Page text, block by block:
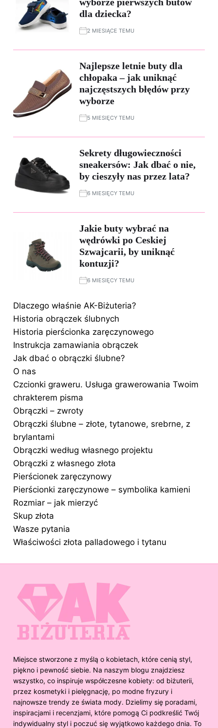
dla dziecka?
2 MIESIĄCE TEMU
Najlepsze letnie buty dla
chłopaka – jak uniknąć
najczęstszych błędów przy
wyborze
5 MIESIĘCY TEMU
Sekrety długowieczności
sneakersów: Jak dbać o nie,
by cieszyły nas przez lata?
6 MIESIĘCY TEMU
Jakie buty wybrać na
wędrówki po Ceskiej
Szwajcarii, by uniknąć
kontuzji?
6 MIESIĘCY TEMU
Dlaczego właśnie AK-Biżuteria?
Historia obrączek ślubnych
Historia pierścionka zaręczynowego
Instrukcja zamawiania obrączek
Jak dbać o obrączki ślubne?
O nas
Czcionki graweru. Usługa grawerowania Twoim
chrakterem pisma
Obrączki – zwroty
Obrączki ślubne – złote, tytanowe, srebrne, z
brylantami
Obrączki według własnego projektu
Obrączki z własnego złota
Pierścionek zaręczynowy
Pierścionki zaręczynowe – symbolika kamieni
Rozmiar – jak mierzyć
Skup złota
Wasze pytania
Właściwości złota palladowego i tytanu
Miejsce stworzone z myślą o kobietach, które cenią styl,
piękno i pewność siebie. Na naszym blogu znajdziesz
wszystko, co inspiruje współczesne kobiety: od biżuterii,
przez kosmetyki i pielęgnację, po modne fryzury i
najnowsze trendy ze świata mody. Dzielimy się poradami,
inspiracjami i recenzjami, które pomogą Ci podkreślić Twój
indywidualny styl i poczuć się wyjątkowo każdego dnia. To